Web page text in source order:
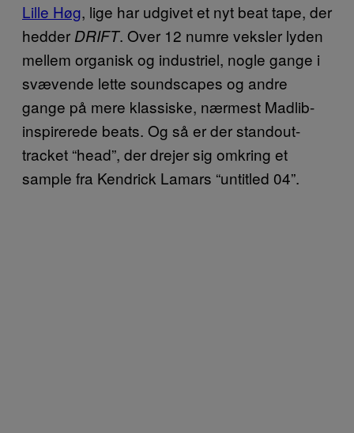
Lille Høg, lige har udgivet et nyt beat tape, der
hedder DRIFT. Over 12 numre veksler lyden
mellem organisk og industriel, nogle gange i
svævende lette soundscapes og andre
gange på mere klassiske, nærmest Madlib-
inspirerede beats. Og så er der standout-
tracket “head”, der drejer sig omkring et
sample fra Kendrick Lamars “untitled 04”.